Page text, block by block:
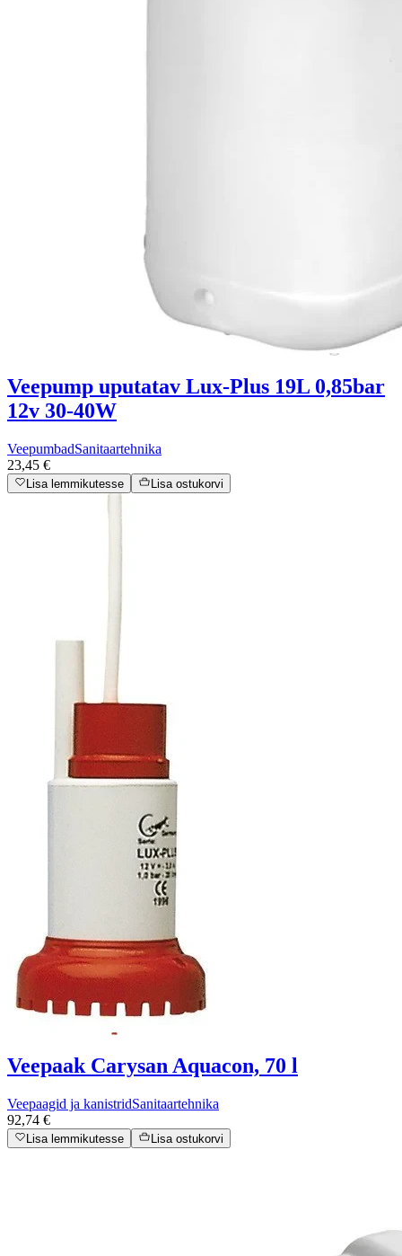
Veepump uputatav Lux-Plus 19L 0,85bar
12v 30-40W
VeepumbadSanitaartehnika
23,45 €
Lisa lemmikutesse Lisa ostukorvi
Veepaak Carysan Aquacon, 70 l
Veepaagid ja kanistridSanitaartehnika
92,74 €
Lisa lemmikutesse Lisa ostukorvi